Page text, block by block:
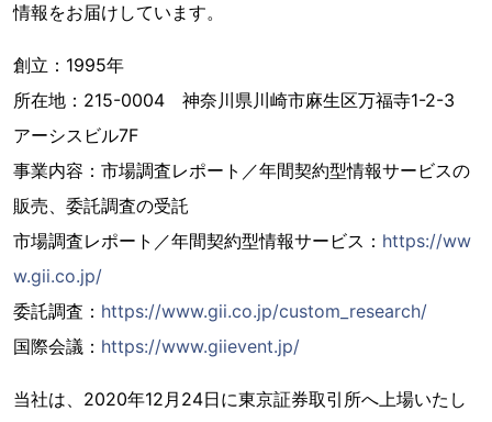
情報をお届けしています。
創立：1995年
所在地：215-0004 神奈川県川崎市麻生区万福寺1-2-3
アーシスビル7F
事業内容：市場調査レポート／年間契約型情報サービスの
販売、委託調査の受託
市場調査レポート／年間契約型情報サービス： https://ww
w.gii.co.jp/
委託調査： https://www.gii.co.jp/custom_research/
国際会議： https://www.giievent.jp/
当社は、2020年12月24日に東京証券取引所へ上場いたし